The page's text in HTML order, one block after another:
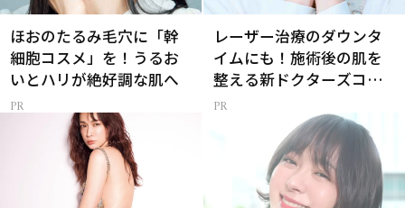
ほおのたるみ毛穴に「幹
細胞コスメ」を！うるお
いとハリが絶好調な肌へ
レーザー治療のダウンタ
イムにも！施術後の肌を
整える新ドクターズコス
メ